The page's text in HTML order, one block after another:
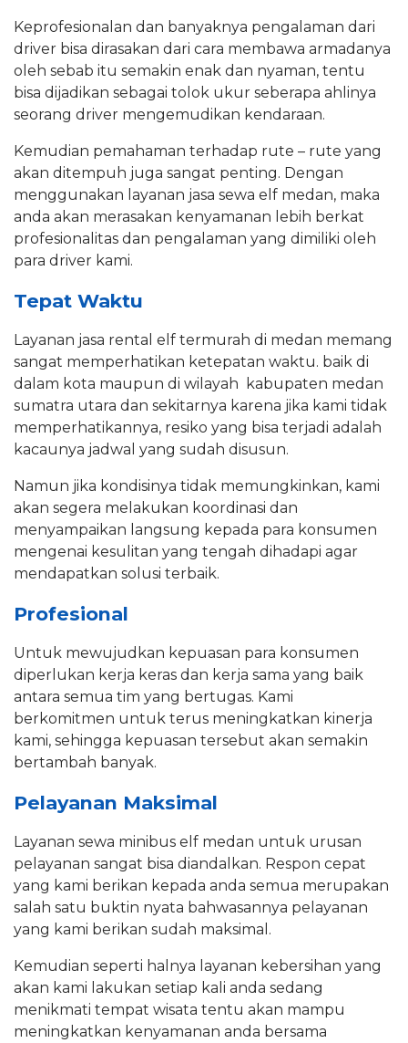
Keprofesionalan dan banyaknya pengalaman dari
driver bisa dirasakan dari cara membawa armadanya
oleh sebab itu semakin enak dan nyaman, tentu
bisa dijadikan sebagai tolok ukur seberapa ahlinya
seorang driver mengemudikan kendaraan.
Kemudian pemahaman terhadap rute – rute yang
akan ditempuh juga sangat penting. Dengan
menggunakan layanan jasa sewa elf medan, maka
anda akan merasakan kenyamanan lebih berkat
profesionalitas dan pengalaman yang dimiliki oleh
para driver kami.
Tepat Waktu
Layanan jasa rental elf termurah di medan memang
sangat memperhatikan ketepatan waktu. baik di
dalam kota maupun di wilayah kabupaten medan
sumatra utara dan sekitarnya karena jika kami tidak
memperhatikannya, resiko yang bisa terjadi adalah
kacaunya jadwal yang sudah disusun.
Namun jika kondisinya tidak memungkinkan, kami
akan segera melakukan koordinasi dan
menyampaikan langsung kepada para konsumen
mengenai kesulitan yang tengah dihadapi agar
mendapatkan solusi terbaik.
Profesional
Untuk mewujudkan kepuasan para konsumen
diperlukan kerja keras dan kerja sama yang baik
antara semua tim yang bertugas. Kami
berkomitmen untuk terus meningkatkan kinerja
kami, sehingga kepuasan tersebut akan semakin
bertambah banyak.
Pelayanan Maksimal
Layanan sewa minibus elf medan untuk urusan
pelayanan sangat bisa diandalkan. Respon cepat
yang kami berikan kepada anda semua merupakan
salah satu buktin nyata bahwasannya pelayanan
yang kami berikan sudah maksimal.
Kemudian seperti halnya layanan kebersihan yang
akan kami lakukan setiap kali anda sedang
menikmati tempat wisata tentu akan mampu
meningkatkan kenyamanan anda bersama